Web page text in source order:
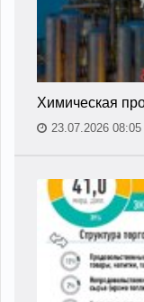
Химическая
23.07.2026 08:05